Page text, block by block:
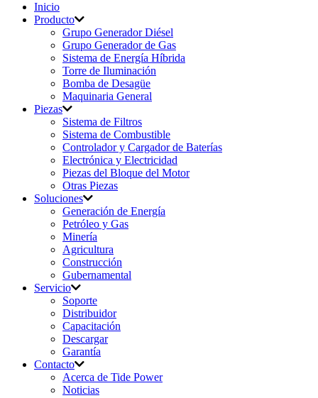
Inicio
Producto
Grupo Generador Diésel
Grupo Generador de Gas
Sistema de Energía Híbrida
Torre de Iluminación
Bomba de Desagüe
Maquinaria General
Piezas
Sistema de Filtros
Sistema de Combustible
Controlador y Cargador de Baterías
Electrónica y Electricidad
Piezas del Bloque del Motor
Otras Piezas
Soluciones
Generación de Energía
Petróleo y Gas
Minería
Agricultura
Construcción
Gubernamental
Servicio
Soporte
Distribuidor
Capacitación
Descargar
Garantía
Contacto
Acerca de Tide Power
Noticias